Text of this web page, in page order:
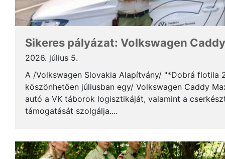
Sikeres pályázat: Volkswagen
2026. július 5.
A /Volkswagen Slovakia Alapítvány/ "*Dobrá flotila
köszönhetően júliusban egy/ Volkswagen Caddy
autó a VK táborok logisztikáját, valamint a
támogatását szolgálja....